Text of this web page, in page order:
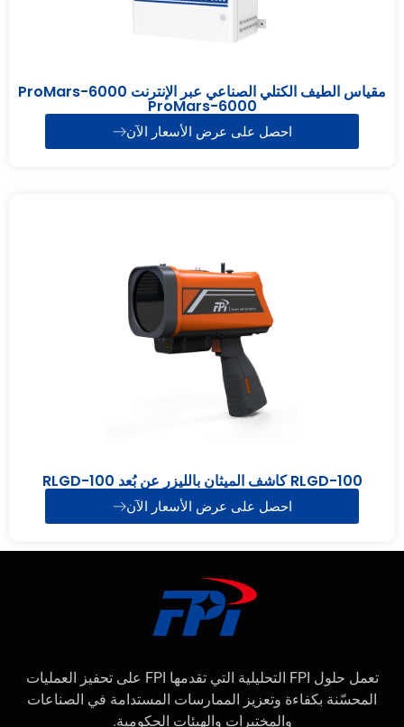
مقياس الطيف الكتلي الصناعي عبر الإنترنت ProMars-6000
ProMars-6000
احصل على عرض الأسعار الآن
RLGD-100 كاشف الميثان بالليزر عن بُعد RLGD-100
احصل على عرض الأسعار الآن
تعمل حلول FPI التحليلية التي تقدمها FPI على تحفيز العمليات
المحسّنة بكفاءة وتعزيز الممارسات المستدامة في الصناعات
والمختبرات والهيئات الحكومية.